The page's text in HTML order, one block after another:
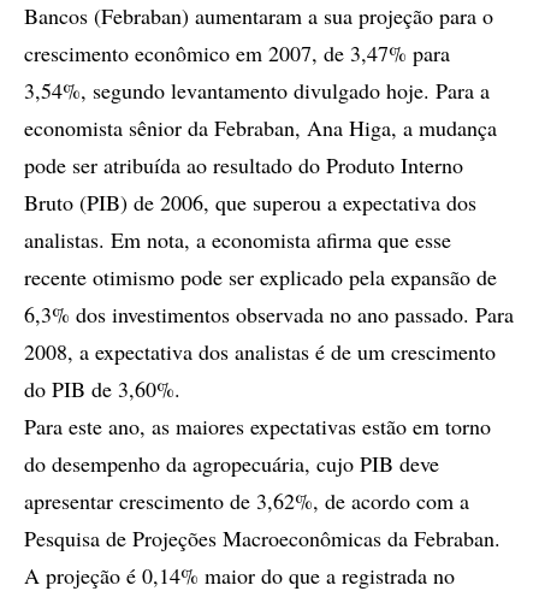
Bancos (Febraban) aumentaram a sua projeção para o
crescimento econômico em 2007, de 3,47% para
3,54%, segundo levantamento divulgado hoje. Para a
economista sênior da Febraban, Ana Higa, a mudança
pode ser atribuída ao resultado do Produto Interno
Bruto (PIB) de 2006, que superou a expectativa dos
analistas. Em nota, a economista afirma que esse
recente otimismo pode ser explicado pela expansão de
6,3% dos investimentos observada no ano passado. Para
2008, a expectativa dos analistas é de um crescimento
do PIB de 3,60%.
Para este ano, as maiores expectativas estão em torno
do desempenho da agropecuária, cujo PIB deve
apresentar crescimento de 3,62%, de acordo com a
Pesquisa de Projeções Macroeconômicas da Febraban.
A projeção é 0,14% maior do que a registrada no